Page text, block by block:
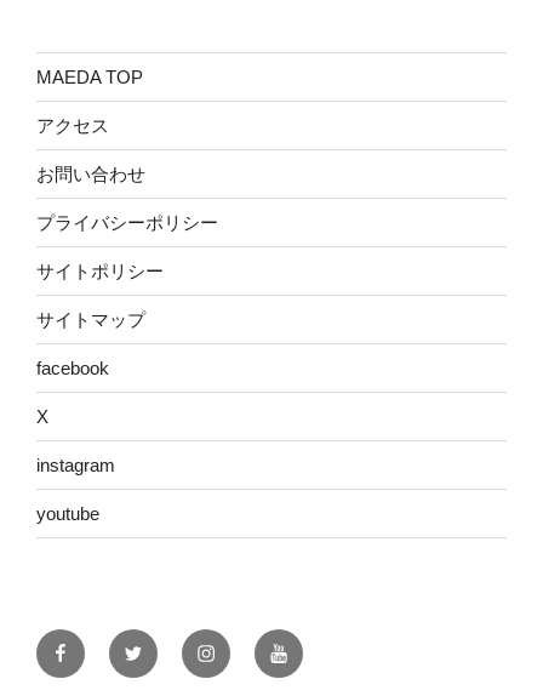
MAEDA TOP
アクセス
お問い合わせ
プライバシーポリシー
サイトポリシー
サイトマップ
facebook
X
instagram
youtube
facebookX instagramyoutube